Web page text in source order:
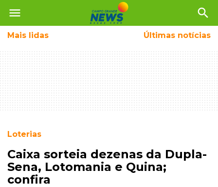
menu search
Mais lidas Últimas notícias
Loterias
Caixa sorteia dezenas da Dupla-
Sena, Lotomania e Quina;
confira